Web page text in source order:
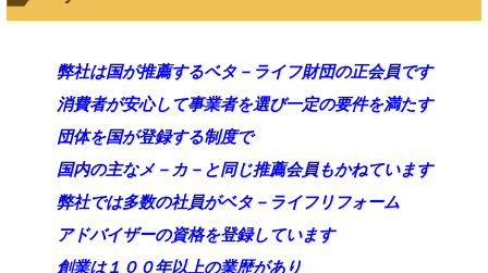
弊社は国が推薦するベタ－ライフ財団の正会員です
消費者が安心して事業者を選び一定の要件を満たす
団体を国が登録する制度で
国内の主なメ－カ－と同じ推薦会員もかねています
弊社では多数の社員がベタ－ライフリフォーム
アドバイザーの資格を登録しています
創業は１００年以上の業歴があり